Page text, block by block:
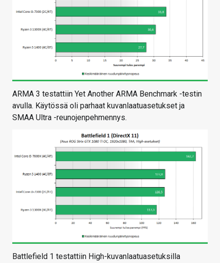
ARMA 3 testattiin Yet Another ARMA Benchmark -testin
avulla. Käytössä oli parhaat kuvanlaatuasetukset ja
SMAA Ultra -reunojenpehmennys.
Battlefield 1 testattiin High-kuvanlaatuasetuksilla